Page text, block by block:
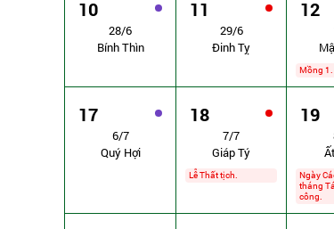
10
28/6
Bính Thìn
11
29/6
Đinh Tỵ
12
Mồng 1.
17
6/7
Quý Hợi
18
7/7
Giáp Tý
Lễ Thất tịch.
19
Ngày
tháng
công.